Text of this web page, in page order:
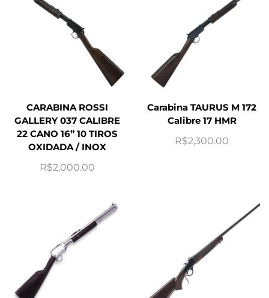
CARABINA ROSSI
GALLERY 037 CALIBRE
22 CANO 16” 10 TIROS
OXIDADA / INOX
R$2,000.00
Carabina TAURUS M 172
Calibre 17 HMR
R$2,300.00